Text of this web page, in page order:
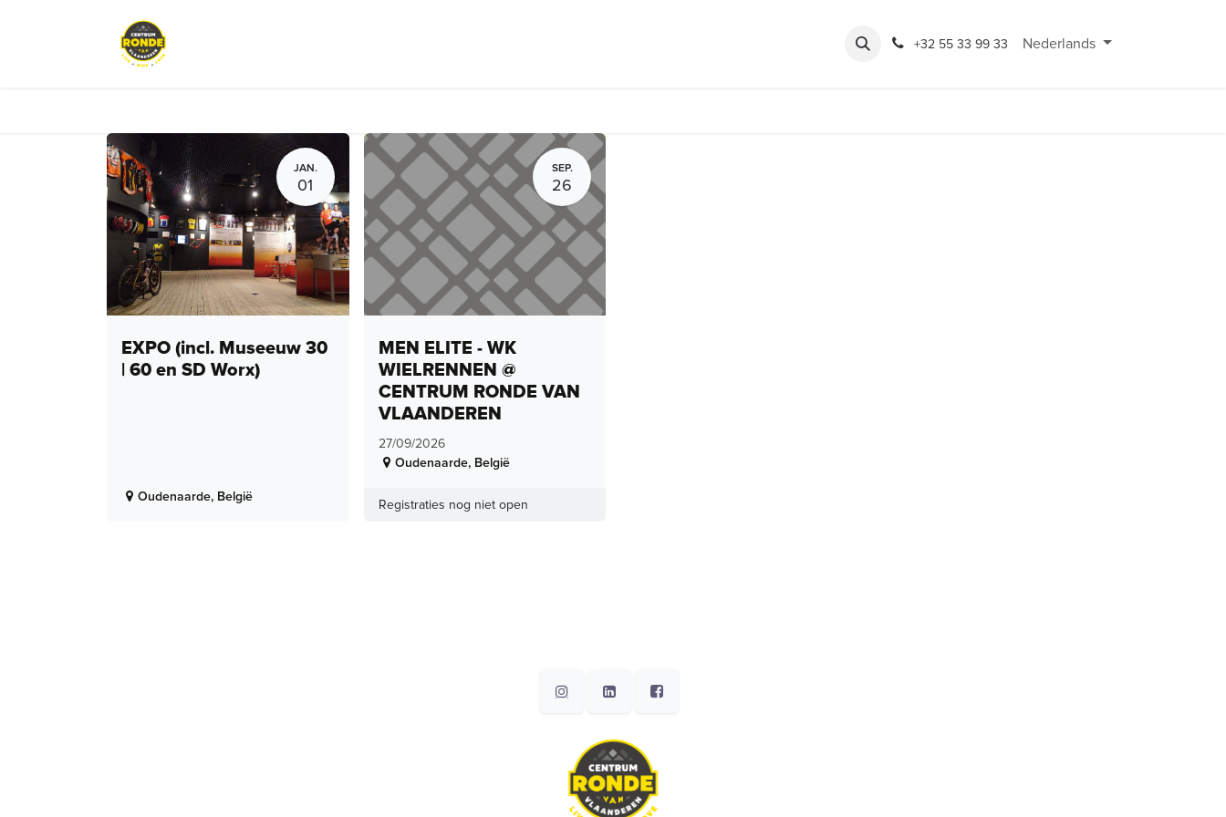
Rondeshop Contact en openingsuren
+32 55 33 99 33 Nederlands
JAN.
01
EXPO (incl. Museeuw 30
| 60 en SD Worx)
Oudenaarde, België
SEP.
26
MEN ELITE - WK
WIELRENNEN @
CENTRUM RONDE VAN
VLAANDEREN
27/09/2026
Oudenaarde, België
Registraties nog niet open